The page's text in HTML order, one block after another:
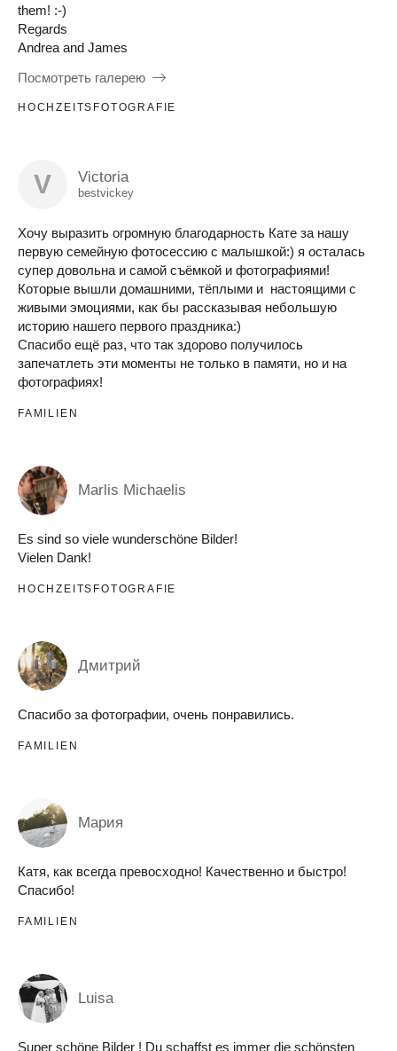
them! :-)
Regards
Andrea and James
Посмотреть галерею
HOCHZEITSFOTOGRAFIE
V Victoria
bestvickey
Хочу выразить огромную благодарность Кате за нашу
первую семейную фотосессию с малышкой:) я осталась
супер довольна и самой съёмкой и фотографиями!
Которые вышли домашними, тёплыми и настоящими с
живыми эмоциями, как бы рассказывая небольшую
историю нашего первого праздника:)
Спасибо ещё раз, что так здорово получилось
запечатлеть эти моменты не только в памяти, но и на
фотографиях!
FAMILIEN
Marlis Michaelis
Es sind so viele wunderschöne Bilder!
Vielen Dank!
HOCHZEITSFOTOGRAFIE
Дмитрий
Спасибо за фотографии, очень понравились.
FAMILIEN
Мария
Катя, как всегда превосходно! Качественно и быстро!
Спасибо!
FAMILIEN
Luisa
Super schöne Bilder ! Du schaffst es immer die schönsten